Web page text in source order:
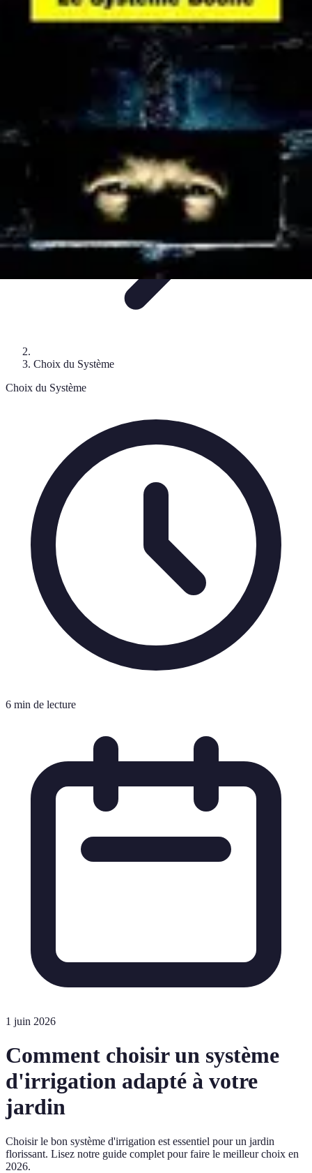
Système Irrigation
InstallationMaintenanceInnovations en irrigationInstallation et
Entretien et Maintenance
Choix du Système
Choix du Système
6 min de lecture
1 juin 2026
Comment choisir un système
d'irrigation adapté à votre
jardin
Choisir le bon système d'irrigation est essentiel pour un jardin
florissant. Lisez notre guide complet pour faire le meilleur choix en
2026.